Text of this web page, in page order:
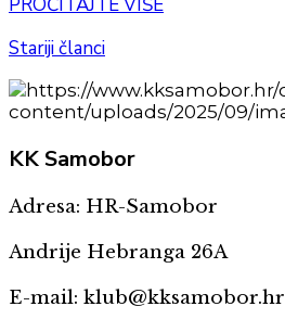
PROČITAJTE VIŠE
Stariji članci
KKSamobor
Adresa: HR-Samobor
Andrije Hebranga 26A
E-mail: klub@kksamobor.hr